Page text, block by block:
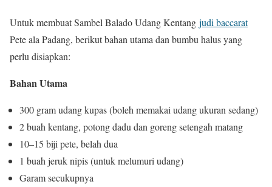
Untuk membuat Sambel Balado Udang Kentang judi baccarat
Pete ala Padang, berikut bahan utama dan bumbu halus yang
perlu disiapkan:
Bahan Utama
300 gram udang kupas (boleh memakai udang ukuran sedang)
2 buah kentang, potong dadu dan goreng setengah matang
10–15 biji pete, belah dua
1 buah jeruk nipis (untuk melumuri udang)
Garam secukupnya